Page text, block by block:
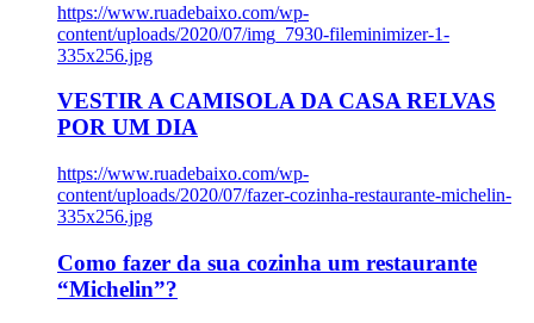
https://www.ruadebaixo.com/wp-
content/uploads/2020/07/img_7930-fileminimizer-1-
335x256.jpg
VESTIR A CAMISOLA DA CASA RELVAS
POR UM DIA
https://www.ruadebaixo.com/wp-
content/uploads/2020/07/fazer-cozinha-restaurante-michelin-
335x256.jpg
Como fazer da sua cozinha um restaurante
“Michelin”?